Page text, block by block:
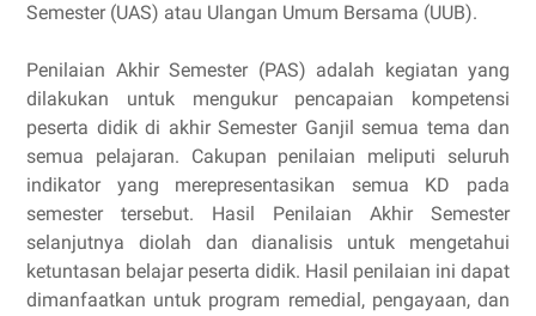
Semester (UAS) atau Ulangan Umum Bersama (UUB).
Penilaian Akhir Semester (PAS) adalah kegiatan yang
dilakukan untuk mengukur pencapaian kompetensi
peserta didik di akhir Semester Ganjil semua tema dan
semua pelajaran. Cakupan penilaian meliputi seluruh
indikator yang merepresentasikan semua KD pada
semester tersebut. Hasil Penilaian Akhir Semester
selanjutnya diolah dan dianalisis untuk mengetahui
ketuntasan belajar peserta didik. Hasil penilaian ini dapat
dimanfaatkan untuk program remedial, pengayaan, dan